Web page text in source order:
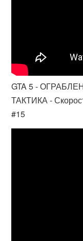
GTA 5 -
ТАКТИКА -
#15